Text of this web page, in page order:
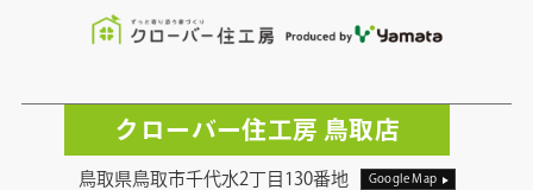
クローバー住工房 鳥取店
鳥取県鳥取市千代水2丁目130番地 Google Map